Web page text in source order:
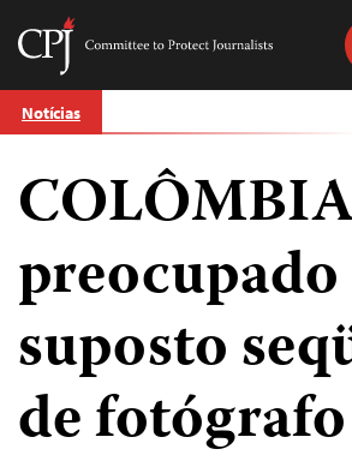
Skip
to
Committee
Journalists
Notícias
suposto
de fotógrafo